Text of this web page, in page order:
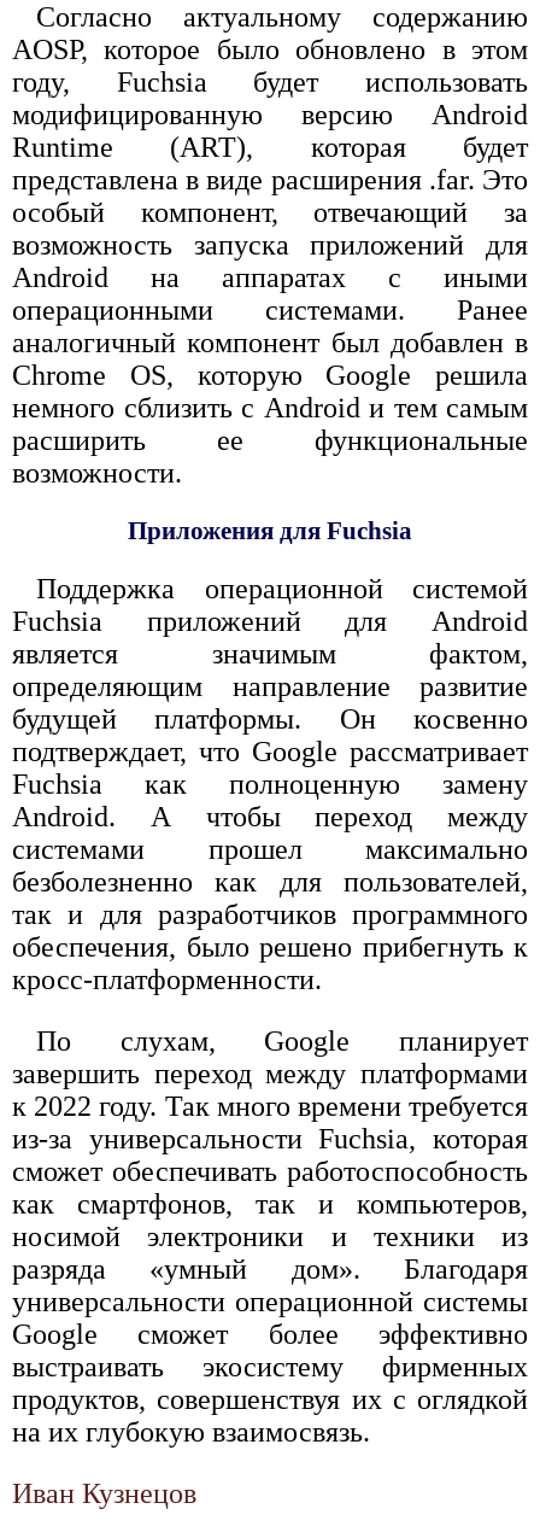
Согласно актуальному содержанию
AOSP, которое было обновлено в этом
году, Fuchsia будет использовать
модифицированную версию Android
Runtime (ART), которая будет
представлена в виде расширения .far. Это
особый компонент, отвечающий за
возможность запуска приложений для
Android на аппаратах с иными
операционными системами. Ранее
аналогичный компонент был добавлен в
Chrome OS, которую Google решила
немного сблизить с Android и тем самым
расширить ее функциональные
возможности.
Приложения для Fuchsia
Поддержка операционной системой
Fuchsia приложений для Android
является значимым фактом,
определяющим направление развитие
будущей платформы. Он косвенно
подтверждает, что Google рассматривает
Fuchsia как полноценную замену
Android. А чтобы переход между
системами прошел максимально
безболезненно как для пользователей,
так и для разработчиков программного
обеспечения, было решено прибегнуть к
кросс-платформенности.
По слухам, Google планирует
завершить переход между платформами
к 2022 году. Так много времени требуется
из-за универсальности Fuchsia, которая
сможет обеспечивать работоспособность
как смартфонов, так и компьютеров,
носимой электроники и техники из
разряда «умный дом». Благодаря
универсальности операционной системы
Google сможет более эффективно
выстраивать экосистему фирменных
продуктов, совершенствуя их с оглядкой
на их глубокую взаимосвязь.
Иван Кузнецов